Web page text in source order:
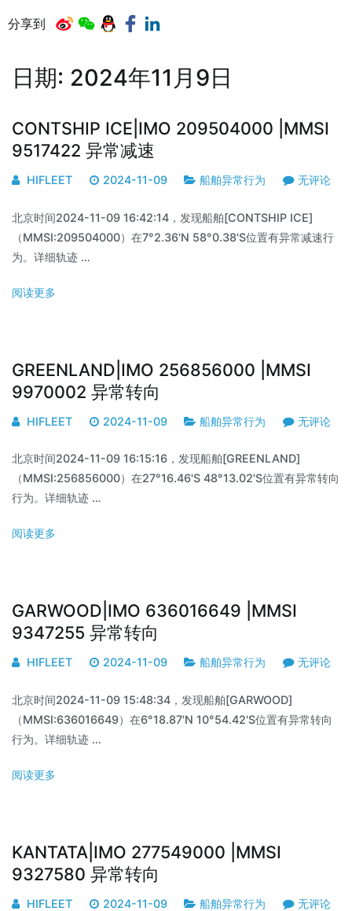
分享到
日期: 2024年11月9日
CONTSHIP ICE|IMO 209504000 |MMSI
9517422 异常减速
HIFLEET 2024-11-09 船舶异常行为 无评论
北京时间2024-11-09 16:42:14，发现船舶[CONTSHIP ICE]
（MMSI:209504000）在7°2.36'N 58°0.38'S位置有异常减速行
为。详细轨迹 …
阅读更多
GREENLAND|IMO 256856000 |MMSI
9970002 异常转向
HIFLEET 2024-11-09 船舶异常行为 无评论
北京时间2024-11-09 16:15:16，发现船舶[GREENLAND]
（MMSI:256856000）在27°16.46'S 48°13.02'S位置有异常转向
行为。详细轨迹 …
阅读更多
GARWOOD|IMO 636016649 |MMSI
9347255 异常转向
HIFLEET 2024-11-09 船舶异常行为 无评论
北京时间2024-11-09 15:48:34，发现船舶[GARWOOD]
（MMSI:636016649）在6°18.87'N 10°54.42'S位置有异常转向
行为。详细轨迹 …
阅读更多
KANTATA|IMO 277549000 |MMSI
9327580 异常转向
HIFLEET 2024-11-09 船舶异常行为 无评论